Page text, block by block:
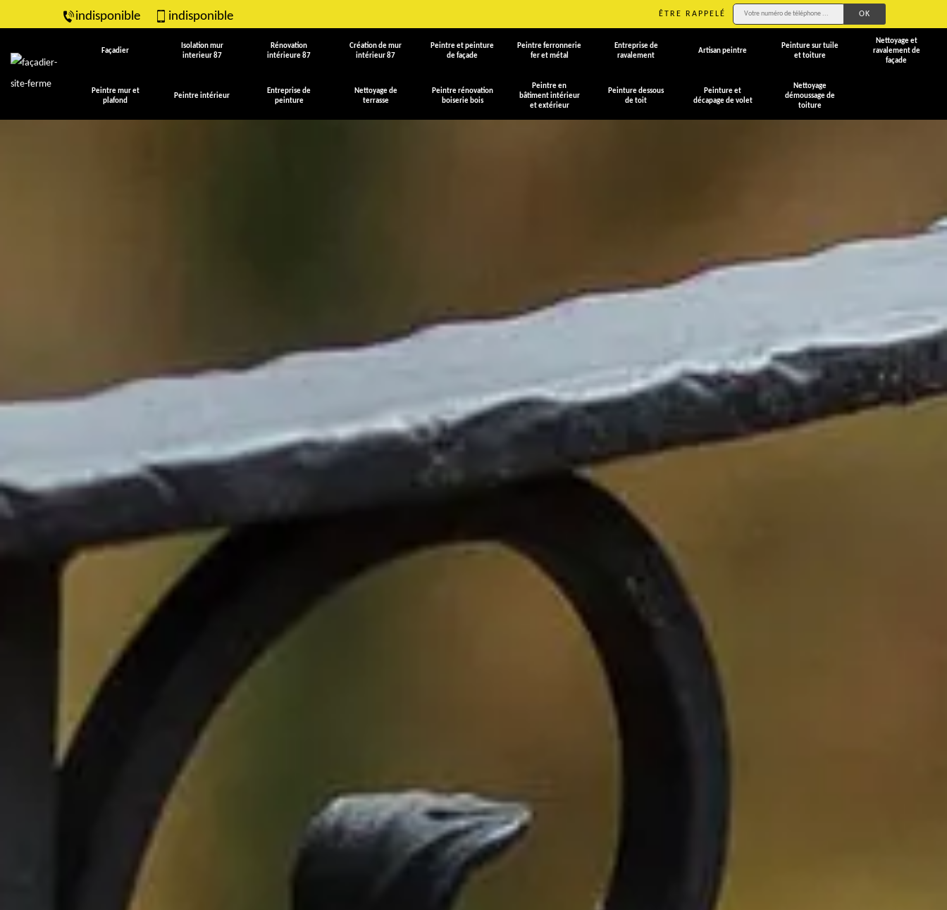
indisponible indisponible ÊTRE RAPPELÉ
Façadier
Isolation mur
interieur 87
Rénovation
intérieure 87
Création de mur
intérieur 87
Peintre et peinture
de façade
Peintre ferronnerie
fer et métal
Entreprise de
ravalement
Artisan peintre
Peinture sur tuile
et toiture
Nettoyage et
ravalement de
façade
Peintre mur et
plafond
Peintre intérieur
Entreprise de
peinture
Nettoyage de
terrasse
Peintre rénovation
boiserie bois
Peintre en
bâtiment intérieur
et extérieur
Peinture dessous
de toit
Peinture et
décapage de volet
Nettoyage
démoussage de
toiture